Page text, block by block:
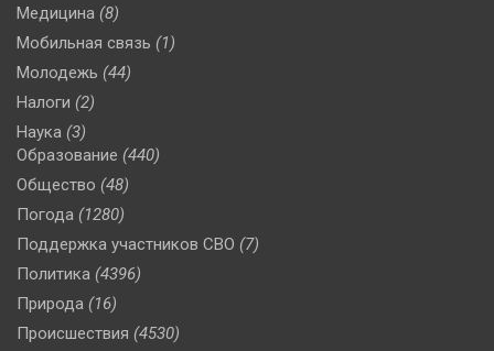
Медицина (8)
Мобильная связь (1)
Молодежь (44)
Налоги (2)
Наука (3)
Образование (440)
Общество (48)
Погода (1280)
Поддержка участников СВО (7)
Политика (4396)
Природа (16)
Происшествия (4530)